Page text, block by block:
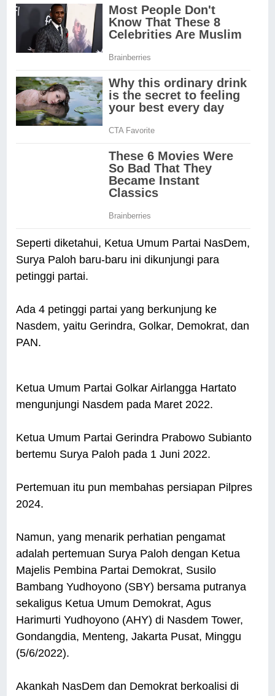
Seperti diketahui, Ketua Umum Partai NasDem,
Surya Paloh baru-baru ini dikunjungi para
petinggi partai.
Ada 4 petinggi partai yang berkunjung ke
Nasdem, yaitu Gerindra, Golkar, Demokrat, dan
PAN.
Ketua Umum Partai Golkar Airlangga Hartato
mengunjungi Nasdem pada Maret 2022.
Ketua Umum Partai Gerindra Prabowo Subianto
bertemu Surya Paloh pada 1 Juni 2022.
Pertemuan itu pun membahas persiapan Pilpres
2024.
Namun, yang menarik perhatian pengamat
adalah pertemuan Surya Paloh dengan Ketua
Majelis Pembina Partai Demokrat, Susilo
Bambang Yudhoyono (SBY) bersama putranya
sekaligus Ketua Umum Demokrat, Agus
Harimurti Yudhoyono (AHY) di Nasdem Tower,
Gondangdia, Menteng, Jakarta Pusat, Minggu
(5/6/2022).
Akankah NasDem dan Demokrat berkoalisi di